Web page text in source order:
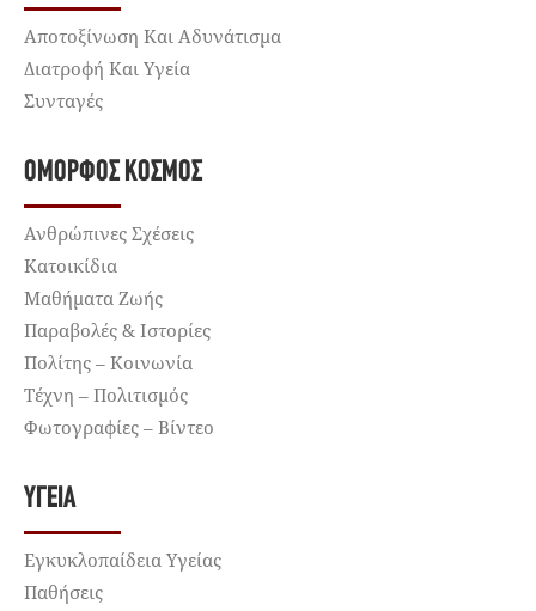
Αποτοξίνωση Και Αδυνάτισμα
Διατροφή Και Υγεία
Συνταγές
ΌΜΟΡΦΟΣ ΚΌΣΜΟΣ
Ανθρώπινες Σχέσεις
Κατοικίδια
Μαθήματα Ζωής
Παραβολές & Ιστορίες
Πολίτης – Κοινωνία
Τέχνη – Πολιτισμός
Φωτογραφίες – Βίντεο
ΥΓΕΊΑ
Εγκυκλοπαίδεια Υγείας
Παθήσεις